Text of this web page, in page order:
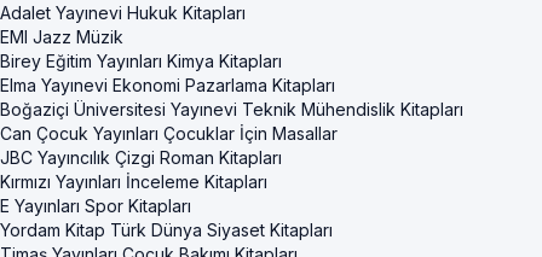
Adalet Yayınevi Hukuk Kitapları
EMI Jazz Müzik
Birey Eğitim Yayınları Kimya Kitapları
Elma Yayınevi Ekonomi Pazarlama Kitapları
Boğaziçi Üniversitesi Yayınevi Teknik Mühendislik Kitapları
Can Çocuk Yayınları Çocuklar İçin Masallar
JBC Yayıncılık Çizgi Roman Kitapları
Kırmızı Yayınları İnceleme Kitapları
E Yayınları Spor Kitapları
Yordam Kitap Türk Dünya Siyaset Kitapları